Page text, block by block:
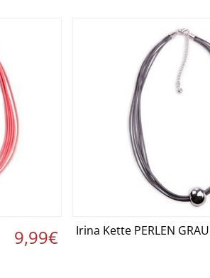
9,99€ Details
Irina Kette PERLEN GRAU